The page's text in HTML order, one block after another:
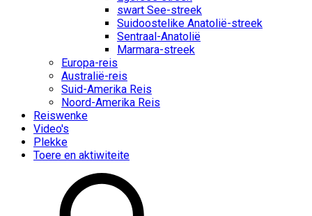
swart See-streek
Suidoostelike Anatolië-streek
Sentraal-Anatolië
Marmara-streek
Europa-reis
Australië-reis
Suid-Amerika Reis
Noord-Amerika Reis
Reiswenke
Video's
Plekke
Toere en aktiwiteite